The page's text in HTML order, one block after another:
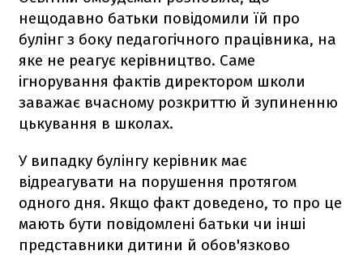
нещодавно батьки повідомили їй про
булінг з боку педагогічного працівника, на
яке не реагує керівництво. Саме
ігнорування фактів директором школи
заважає вчасному розкриттю й зупиненню
цькування в школах.
У випадку булінгу керівник має
відреагувати на порушення протягом
одного дня. Якщо факт доведено, то про це
мають бути повідомлені батьки чи інші
представники дитини й обов'язково